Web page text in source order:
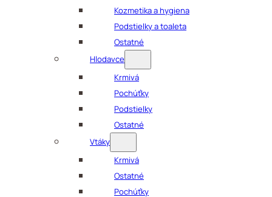
Kozmetika a hygiena
Podstielky a toaleta
Ostatné
Hlodavce
Krmivá
Pochúťky
Podstielky
Ostatné
Vtáky
Krmivá
Ostatné
Pochúťky